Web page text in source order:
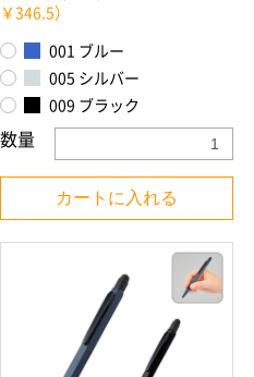
￥346.5）
001 ブルー
005 シルバー
009 ブラック
数量
カートに入れる